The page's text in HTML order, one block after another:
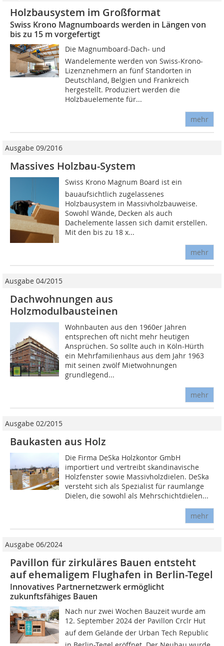
Holzbausystem im Großformat
Swiss Krono Magnumboards werden in Längen von
bis zu 15 m vorgefertigt
Die Magnumboard-Dach- und
Wandelemente werden von Swiss-Krono-
Lizenznehmern an fünf Standorten in
Deutschland, Belgien und Frankreich
hergestellt. Produziert werden die
Holzbauelemente für...
mehr
Ausgabe 09/2016
Massives Holzbau-System
Swiss Krono Magnum Board ist ein
bauaufsichtlich zugelassenes
Holzbausystem in Massivholzbauweise.
Sowohl Wände, Decken als auch
Dachelemente lassen sich damit erstellen.
Mit den bis zu 18 x...
mehr
Ausgabe 04/2015
Dachwohnungen aus
Holzmodulbausteinen
Wohnbauten aus den 1960er Jahren
entsprechen oft nicht mehr heutigen
Ansprüchen. So sollte auch in Köln-Hürth
ein Mehrfamilienhaus aus dem Jahr 1963
mit seinen zwölf Mietwohnungen
grundlegend...
mehr
Ausgabe 02/2015
Baukasten aus Holz
Die Firma DeSka Holzkontor GmbH
importiert und vertreibt skandinavische
Holzfenster sowie Massivholzdielen. DeSka
versteht sich als Spezialist für raumlange
Dielen, die sowohl als Mehrschichtdielen...
mehr
Ausgabe 06/2024
Pavillon für zirkuläres Bauen entsteht
auf ehemaligem Flughafen in Berlin-Tegel
Innovatives Partnernetzwerk ermöglicht
zukunftsfähiges Bauen
Nach nur zwei Wochen Bauzeit wurde am
12. September 2024 der Pavillon Crclr Hut
auf dem Gelände der Urban Tech Republic